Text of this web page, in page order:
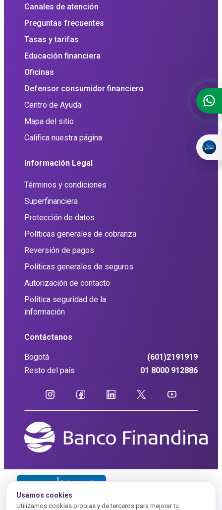
Canales de atención
Preguntas frecuentes
Tasas y tarifas
Educación financiera
Oficinas
Defensor consumidor financiero
Centro de Ayuda
Mapa del sitio
Califica nuestra página
Información Legal
Términos y condiciones
Superfinanciera
Protección de datos
Políticas generales de cobranza
Reversión de pagos
Políticas generales de seguros
Autorización de contacto
Política seguridad de la
información
Contáctanos
Bogotá
(601)2191919
Resto del país
01 8000 912886
Usamos cookies
Utilizamos cookies propias y de terceros para mejorar tu